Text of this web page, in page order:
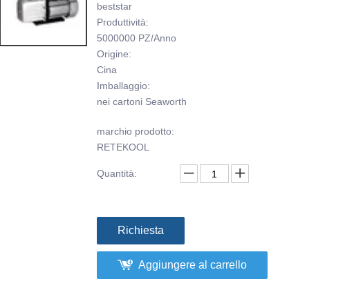
beststar
Produttività:
5000000 PZ/Anno
Origine:
Cina
Imballaggio:
nei cartoni Seaworth
marchio prodotto:
RETEKOOL
Quantità:
Richiesta
Aggiungere al carrello